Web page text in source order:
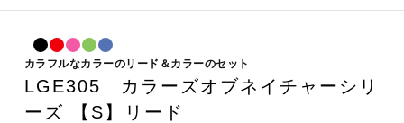
カラフルなカラーのリード＆カラーのセット
LGE305 カラーズオブネイチャーシリ
ーズ 【S】リード